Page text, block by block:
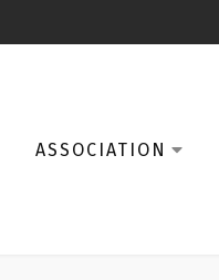
ASSOCIATION